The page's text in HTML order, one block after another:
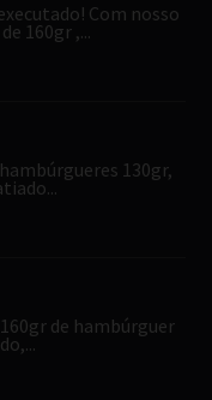
Com nosso
160gr ,...
130gr,
de hambúrguer